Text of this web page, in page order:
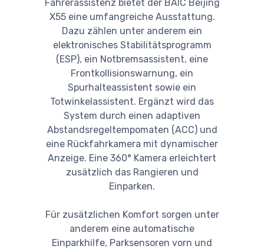
Fahrerassistenz bietet der BAIC Beijing
X55 eine umfangreiche Ausstattung.
Dazu zählen unter anderem ein
elektronisches Stabilitätsprogramm
(ESP), ein Notbremsassistent, eine
Frontkollisionswarnung, ein
Spurhalteassistent sowie ein
Totwinkelassistent. Ergänzt wird das
System durch einen adaptiven
Abstandsregeltempomaten (ACC) und
eine Rückfahrkamera mit dynamischer
Anzeige. Eine 360° Kamera erleichtert
zusätzlich das Rangieren und
Einparken.
Für zusätzlichen Komfort sorgen unter
anderem eine automatische
Einparkhilfe, Parksensoren vorn und